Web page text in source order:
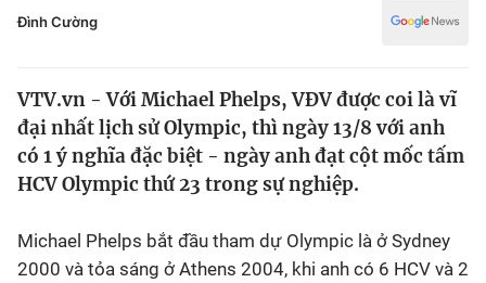
Phong cách
Sự kiện
Thể thao Điện tử
Bên lề
Đình Cường
VTV.vn - Với Michael Phelps, VĐV được coi là vĩ
đại nhất lịch sử Olympic, thì ngày 13/8 với anh
có 1 ý nghĩa đặc biệt - ngày anh đạt cột mốc tấm
HCV Olympic thứ 23 trong sự nghiệp.
Michael Phelps bắt đầu tham dự Olympic là ở Sydney
2000 và tỏa sáng ở Athens 2004, khi anh có 6 HCV và 2